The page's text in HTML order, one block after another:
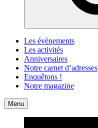
Les évènements
Les activités
Anniversaires
Notre carnet d’adresses
Enquêtons !
Notre magazine
Accueil
Menu Contact